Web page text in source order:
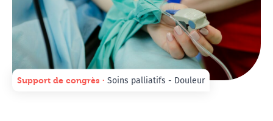
Support de congrès ∙ Soins palliatifs - Douleur